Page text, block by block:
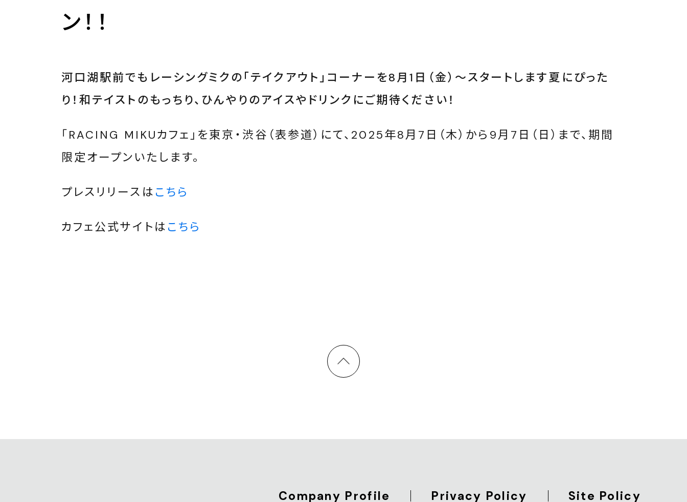
ン！！
河口湖駅前でもレーシングミクの「テイクアウト」コーナーを8月1日（金）～スタートします夏にぴった
り！和テイストのもっちり、ひんやりのアイスやドリンクにご期待ください！
「RACING MIKUカフェ」を東京・渋谷（表参道）にて、2025年8月7日（木）から9月7日（日）まで、期間
限定オープンいたします。
プレスリリースは こちら
カフェ公式サイトは こちら
Company Profile Privacy Policy Site Policy